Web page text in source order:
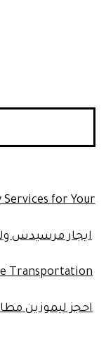
for Your
ايجار مرسيدس